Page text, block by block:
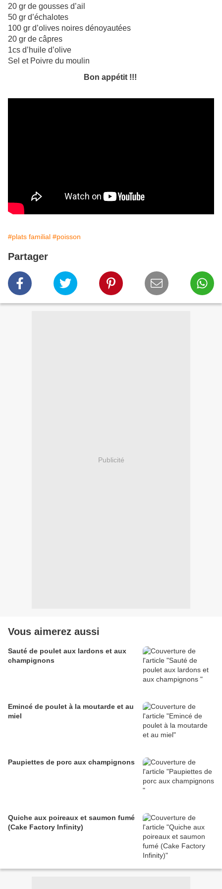
20 gr de gousses d’ail
50 gr d’échalotes
100 gr d’olives noires dénoyautées
20 gr de câpres
1cs d’huile d’olive
Sel et Poivre du moulin
Bon appétit !!!
#plats familial #poisson
Partager
Publicité
Vous aimerez aussi
Sauté de poulet aux lardons et aux
champignons
Emincé de poulet à la moutarde et au
miel
Paupiettes de porc aux champignons
Quiche aux poireaux et saumon fumé
(Cake Factory Infinity)